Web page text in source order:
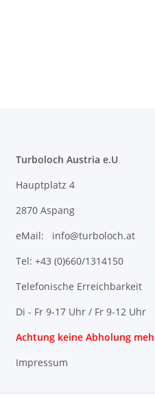
Turboloch Austria e.U
Hauptplatz 4
2870 Aspang
eMail: info@turboloch.at
Tel: +43 (0)660/1314150
Telefonische Erreichbarkeit
Di - Fr 9-17 Uhr / Fr 9-12 Uhr
Achtung keine Abholung
Impressum